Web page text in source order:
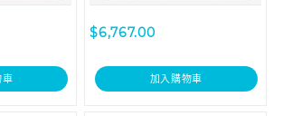
車
$6,767.00
加入購物車